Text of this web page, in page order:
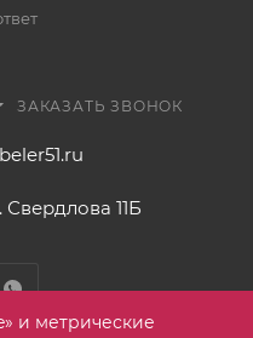
ЗАКАЗАТЬ ЗВОНОК
Свердлова 11Б
и метрические